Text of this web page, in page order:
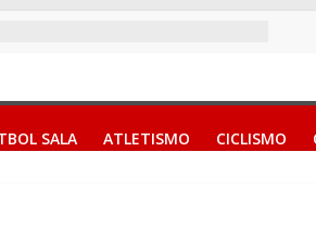
SALA ATLETISMO CICLISMO